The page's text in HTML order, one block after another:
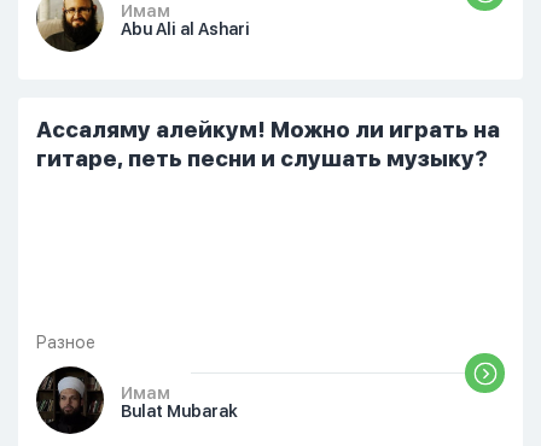
Имам
Abu Ali al Ashari
Ассаляму алейкум! Можно ли играть на
гитаре, петь песни и слушать музыку?
Разное
Имам
Bulat Mubarak